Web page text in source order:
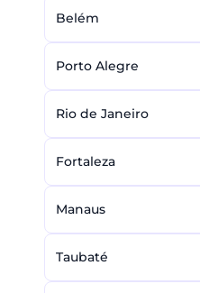
Belém
Porto Alegre
Rio de Janeiro
Fortaleza
Manaus
Taubaté